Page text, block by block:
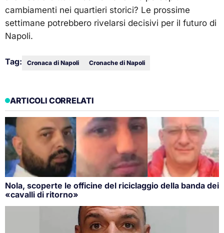
cambiamenti nei quartieri storici? Le prossime
settimane potrebbero rivelarsi decisivi per il futuro di
Napoli.
Tag: Cronaca di Napoli Cronache di Napoli
ARTICOLI CORRELATI
Nola, scoperte le officine del riciclaggio della banda dei
«cavalli di ritorno»